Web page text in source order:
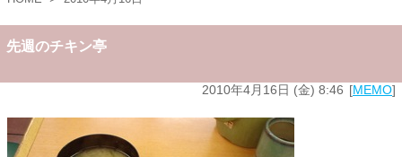
先週のチキン亭
2010年4月16日 (金) 8:46 MEMO